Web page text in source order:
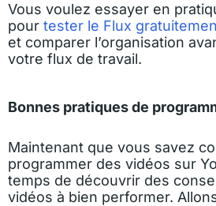
Vous voulez essayer en
pour tester le Flux
et comparer l’organisation
votre flux de travail.
Bonnes pratiques de
Maintenant que vous savez
programmer des vidéos sur
temps de découvrir des
vidéos à bien performer.